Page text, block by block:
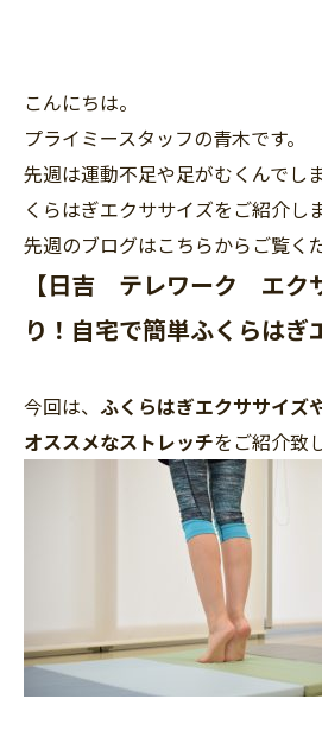
こんにちは。
プライミースタッフの青木です。
先週は運動不足や足がむくんでし
くらはぎエクササイズをご紹介し
先週のブログはこちらからご覧く
【日吉 テレワーク エク
り！自宅で簡単ふくらはぎ
今回は、 ふくらはぎエクササイズ
オススメなストレッチをご紹介致